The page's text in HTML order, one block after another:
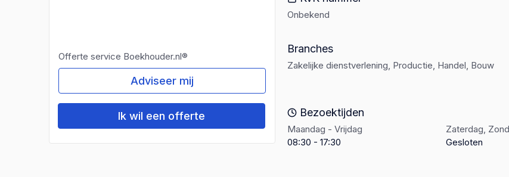
Offerte service Boekhouder.nl®
Adviseer mij
Ik wil een offerte
Onbekend
Branches
Zakelijke dienstverlening, Productie, Handel, Bouw
Bezoektijden
Maandag - Vrijdag
08:30 - 17:30
Zaterdag,
Gesloten